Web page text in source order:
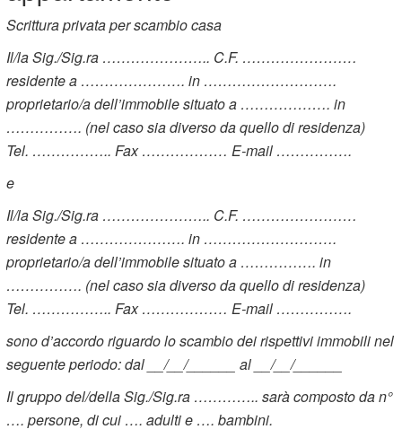
Scrittura privata per scambio casa
Il/la Sig./Sig.ra ………………….. C.F. ……………………
residente a …………………. in ……………………….
proprietario/a dell’immobile situato a ………………. in
……………. (nel caso sia diverso da quello di residenza)
Tel. …………….. Fax ……………… E-mail …………….
e
Il/la Sig./Sig.ra ………………….. C.F. ……………………
residente a …………………. in ……………………….
proprietario/a dell’immobile situato a ……………. in
……………. (nel caso sia diverso da quello di residenza)
Tel. …………….. Fax ……………… E-mail …………….
sono d’accordo riguardo lo scambio dei rispettivi immobili nel
seguente periodo:dal __/__/______ al __/__/______
Il gruppo del/della Sig./Sig.ra ………….. sarà composto da n°
…. persone, di cui …. adulti e …. bambini.